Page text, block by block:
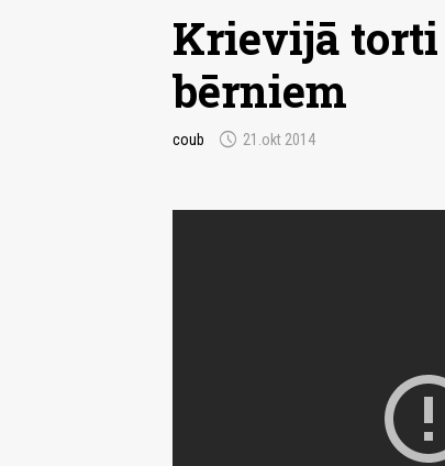
Krievijā
bērniem
coub schedule 21.okt 2014